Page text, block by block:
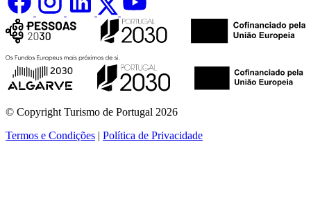
© Copyright Turismo de Portugal 2026
Termos e Condições | Política de Privacidade